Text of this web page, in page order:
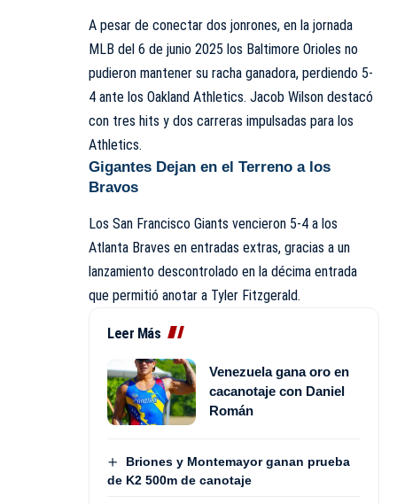
A pesar de conectar dos jonrones, en la jornada
MLB del 6 de junio 2025 los Baltimore Orioles no
pudieron mantener su racha ganadora, perdiendo 5-
4 ante los Oakland Athletics. Jacob Wilson destacó
con tres hits y dos carreras impulsadas para los
Athletics.
Gigantes Dejan en el Terreno a los
Bravos
Los San Francisco Giants vencieron 5-4 a los
Atlanta Braves en entradas extras, gracias a un
lanzamiento descontrolado en la décima entrada
que permitió anotar a Tyler Fitzgerald.
Leer Más
Venezuela gana oro en
cacanotaje con Daniel
Román
Briones y Montemayor ganan prueba
de K2 500m de canotaje